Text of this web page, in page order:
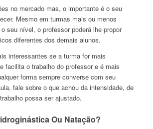
no mercado mas, o importante é o seu
Mesmo em turmas mais ou menos
seu nível, o professor poderá lhe propor
diferentes dos demais alunos.
interessantes se a turma for mais
facilita o trabalho do professor e é mais
forma sempre converse com seu
fale sobre o que achou da intensidade, de
possa ser ajustado.
Ou Natação?